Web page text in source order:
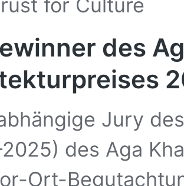
des
Jury
des Aga
Ort-